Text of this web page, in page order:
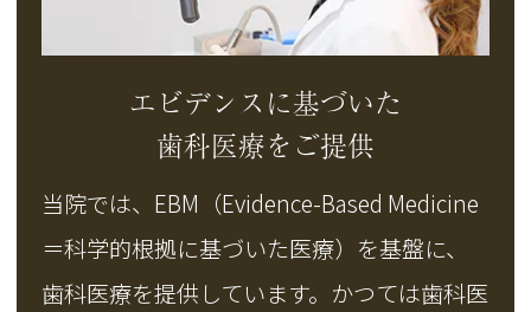
エビデンスに基づいた
歯科医療をご提供
当院では、EBM（Evidence-Based Medicine
＝科学的根拠に基づいた医療）を基盤に、
歯科医療を提供しています。かつては歯科医